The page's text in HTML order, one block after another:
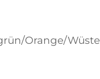
Orange/Wüste